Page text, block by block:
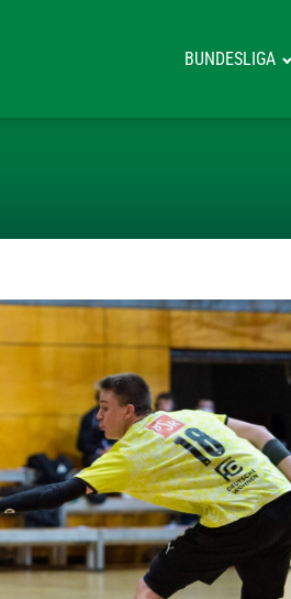
BUNDESLIGA